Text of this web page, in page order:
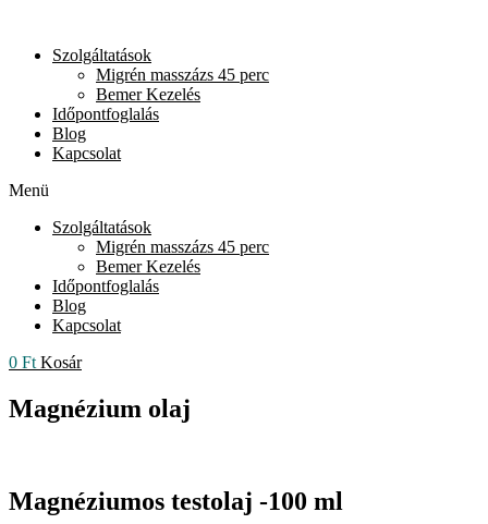
contentSzolgáltatások
Migrén masszázs 45 perc
Bemer Kezelés
Időpontfoglalás
Blog
Kapcsolat
Menü
Szolgáltatások
Migrén masszázs 45 perc
Bemer Kezelés
Időpontfoglalás
Blog
Kapcsolat
0 Ft Kosár
Magnézium olaj
Magnéziumos testolaj -100 ml